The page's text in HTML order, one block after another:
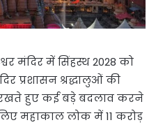
मंदिर में सिंहस्थ 2028 को
प्रशासन श्रद्धालुओं की
रखते हुए कई बड़े बदलाव करने
महाकाल लोक में 11 करोड़